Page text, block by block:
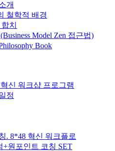
개
철학적 배경
치
Model Zen 접근법)
Book
신 워크샵 프로그램
정
. 8*48 혁신 워크플로
원포인트 코칭 SET